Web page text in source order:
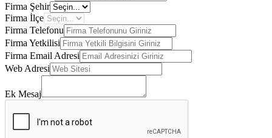
Firma Şehir
Firma İlçe
Firma Telefonu
Firma Yetkilisi
Firma Email Adresi
Web Adresi
Ek Mesaj